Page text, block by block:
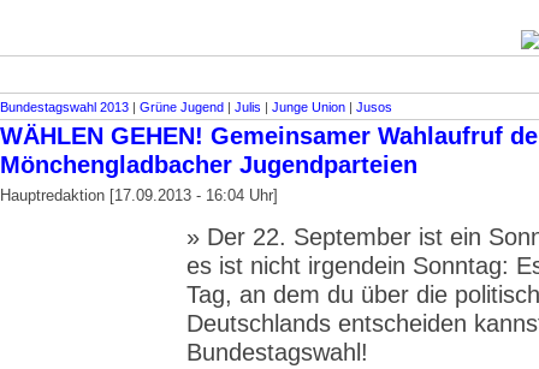
Bundestagswahl 2013 | Grüne Jugend | Julis | Junge Union | Jusos
WÄHLEN GEHEN! Gemeinsamer Wahlaufruf
Mönchengladbacher Jugendparteien
Hauptredaktion [17.09.2013 - 16:04 Uhr]
» Der 22. September ist ein
es ist nicht irgendein Sonntag:
Tag, an dem du über die
Deutschlands entscheiden
Bundestagswahl!